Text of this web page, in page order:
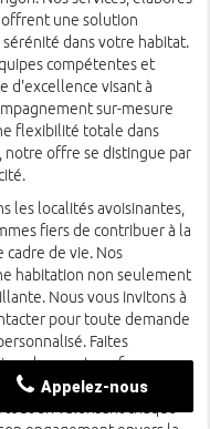
offrent une solution
dans votre habitat.
compétentes et
d'excellence visant à
sur-mesure
flexibilité totale dans
notre offre se distingue par
les localités avoisinantes,
fiers de contribuer à la
de vie. Nos
habitation non seulement
Nous vous invitons à
pour toute demande
Faites
pour transformer
à domicile conçu pour
en valorisant chaque
Appelez-nous